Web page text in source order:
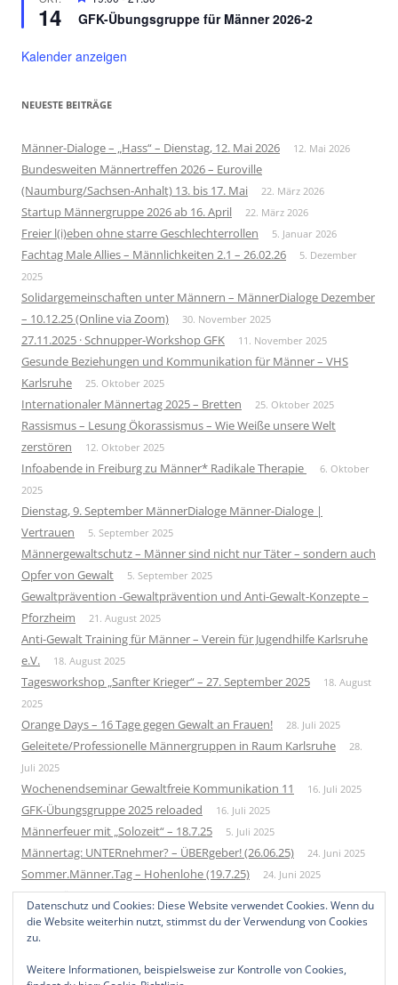
14 GFK-Übungsgruppe für Männer 2026-2
Kalender anzeigen
NEUESTE BEITRÄGE
Männer-Dialoge – „Hass“ – Dienstag, 12. Mai 2026 12. Mai 2026
Bundesweiten Männertreffen 2026 – Euroville
(Naumburg/Sachsen-Anhalt) 13. bis 17. Mai
22. März 2026
Startup Männergruppe 2026 ab 16. April 22. März 2026
Freier l(i)eben ohne starre Geschlechterrollen 5. Januar 2026
Fachtag Male Allies – Männlichkeiten 2.1 – 26.02.26
5. Dezember
2025
Solidargemeinschaften unter Männern – MännerDialoge Dezember
– 10.12.25 (Online via Zoom)
30. November 2025
27.11.2025 · Schnupper-Workshop GFK 11. November 2025
Gesunde Beziehungen und Kommunikation für Männer – VHS
Karlsruhe
25. Oktober 2025
Internationaler Männertag 2025 – Bretten 25. Oktober 2025
Rassismus – Lesung Ökorassismus – Wie Weiße unsere Welt
zerstören
12. Oktober 2025
Infoabende in Freiburg zu Männer* Radikale Therapie
6. Oktober
2025
Dienstag, 9. September MännerDialoge Männer-Dialoge |
Vertrauen
5. September 2025
Männergewaltschutz – Männer sind nicht nur Täter – sondern auch
Opfer von Gewalt
5. September 2025
Gewaltprävention -Gewaltprävention und Anti-Gewalt-Konzepte –
Pforzheim
21. August 2025
Anti-Gewalt Training für Männer – Verein für Jugendhilfe Karlsruhe
e.V.
18. August 2025
Tagesworkshop „Sanfter Krieger“ – 27. September 2025
18. August
2025
Orange Days – 16 Tage gegen Gewalt an Frauen! 28. Juli 2025
Geleitete/Professionelle Männergruppen in Raum Karlsruhe
28.
Juli 2025
Wochenendseminar Gewaltfreie Kommunikation 11 16. Juli 2025
GFK-Übungsgruppe 2025 reloaded 16. Juli 2025
Männerfeuer mit „Solozeit“ – 18.7.25 5. Juli 2025
Männertag: UNTERnehmer? – ÜBERgeber! (26.06.25) 24. Juni 2025
Sommer.Männer.Tag – Hohenlohe (19.7.25) 24. Juni 2025
Neue Männergruppe – Startup 2026 1. Juni 2025
Bundesweites Männertreffen 2025 10. Mai 2025
Datenschutz und Cookies: Diese Website verwendet Cookies. Wenn du
die Website weiterhin nutzt, stimmst du der Verwendung von Cookies
zu.
Weitere Informationen, beispielsweise zur Kontrolle von Cookies,